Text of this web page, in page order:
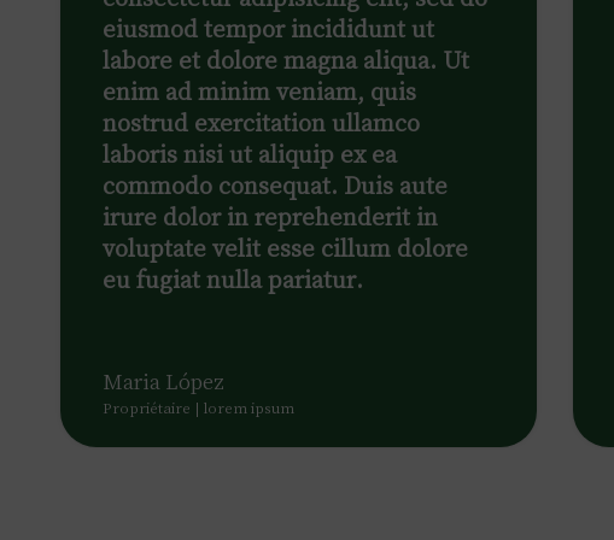
eiusmod tempor incididunt ut
labore et dolore magna aliqua. Ut
enim ad minim veniam, quis
nostrud exercitation ullamco
laboris nisi ut aliquip ex ea
commodo consequat. Duis aute
irure dolor in reprehenderit in
voluptate velit esse cillum dolore
eu fugiat nulla pariatur.
Maria López
Propriétaire | lorem ipsum